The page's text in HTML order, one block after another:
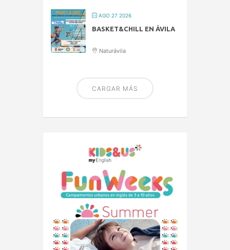
AGO 27 2026
BASKET&CHILL EN ÁVILA
Naturávila
CARGAR MÁS